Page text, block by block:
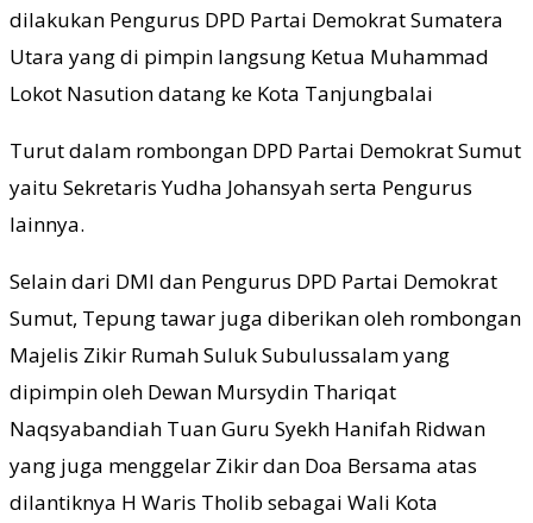
dilakukan Pengurus DPD Partai Demokrat Sumatera
Utara yang di pimpin langsung Ketua Muhammad
Lokot Nasution datang ke Kota Tanjungbalai
Turut dalam rombongan DPD Partai Demokrat Sumut
yaitu Sekretaris Yudha Johansyah serta Pengurus
lainnya.
Selain dari DMI dan Pengurus DPD Partai Demokrat
Sumut, Tepung tawar juga diberikan oleh rombongan
Majelis Zikir Rumah Suluk Subulussalam yang
dipimpin oleh Dewan Mursydin Thariqat
Naqsyabandiah Tuan Guru Syekh Hanifah Ridwan
yang juga menggelar Zikir dan Doa Bersama atas
dilantiknya H Waris Tholib sebagai Wali Kota